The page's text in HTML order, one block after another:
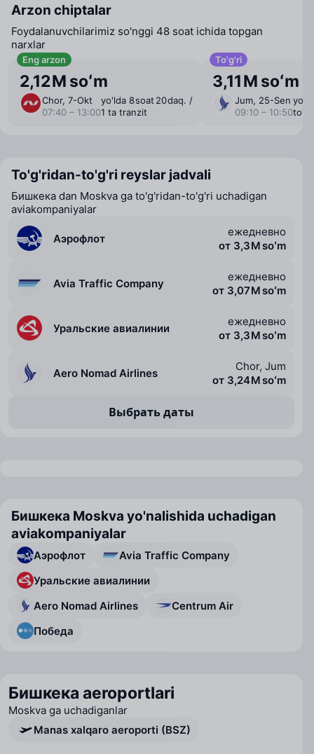
Arzon chiptalar
Foydalanuvchilarimiz so'nggi 48 soat ichida topgan
narxlar
Eng arzon
2,12 M soʻm
Chor, 7-Okt
07:40 – 13:00
yo'lda 8 ⁠soat 20 ⁠daq. /
1 ta tranzit
To'g'ri
3,11 M soʻm
Jum, 25-Sen
09:10 – 10:50
To'g'ridan-to'g'ri reyslar jadvali
Бишкека dan Moskva ga to'g'ridan-to'g'ri uchadigan
aviakompaniyalar
Аэрофлот
ежедневно
от 3,3 M soʻm
Avia Traffic Company
ежедневно
от 3,07 M soʻm
Уральские авиалинии
ежедневно
от 3,3 M soʻm
Aero Nomad Airlines
Chor, Jum
от 3,24 M soʻm
Выбрать даты
Бишкека Moskva yo'nalishida uchadigan
aviakompaniyalar
Аэрофлот
Avia Traffic Company
Уральские авиалинии
Aero Nomad Airlines
Centrum Air
Победа
Бишкека aeroportlari
Moskva ga uchadiganlar
Manas xalqaro aeroporti (BSZ)